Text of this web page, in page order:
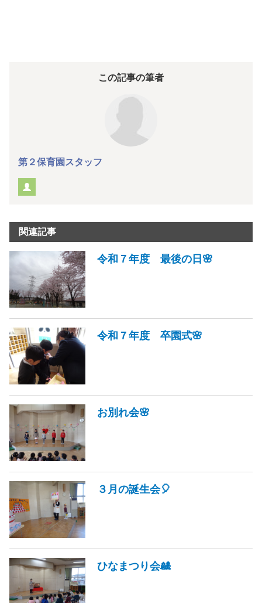
この記事の筆者
第２保育園スタッフ
関連記事
令和７年度 最後の日🌸
令和７年度 卒園式🌸
お別れ会🌸
３月の誕生会🎈
ひなまつり会🎎